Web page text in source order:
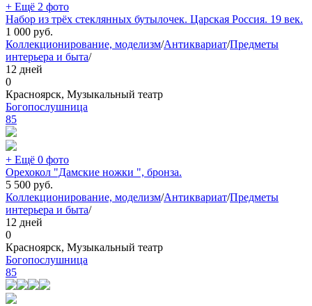
+ Ещё 2 фото
Набор из трёх стеклянных бутылочек. Царская Россия. 19 век.
1 000 руб.
Коллекционирование, моделизм/Антиквариат/Предметы
интерьера и быта/
12 дней
0
Красноярск, Музыкальный театр
Богопослушница
85
+ Ещё 0 фото
Орехокол "Дамские ножки ", бронза.
5 500 руб.
Коллекционирование, моделизм/Антиквариат/Предметы
интерьера и быта/
12 дней
0
Красноярск, Музыкальный театр
Богопослушница
85